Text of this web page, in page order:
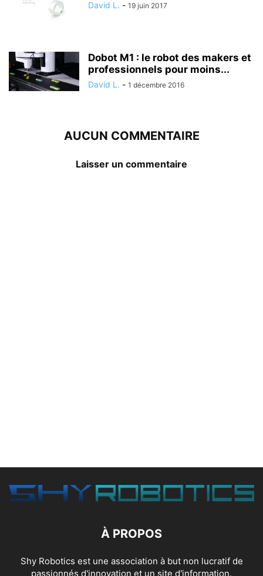
David L. - 19 juin 2017
Dobot M1 : le robot des makers et
professionnels pour moins...
David L. - 1 décembre 2016
AUCUN COMMENTAIRE
Laisser un commentaire
À PROPOS
Shy Robotics est une association à but non lucratif de
passionnés d'innovation et un site d'information.